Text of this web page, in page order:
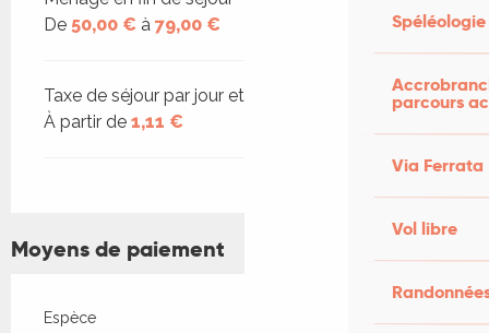
Spéléologie
parcours
Via Ferrata
Vol libre
De 50,00 € à 79,00 €
Taxe de séjour par jour et par personne
À partir de 1,11 €
Moyens de paiement
Espèce